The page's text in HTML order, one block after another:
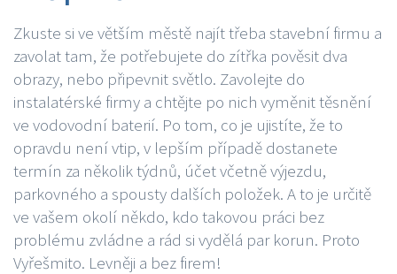
Zkuste si ve větším městě najít třeba stavební firmu a
zavolat tam, že potřebujete do zítřka pověsit dva
obrazy, nebo připevnit světlo. Zavolejte do
instalatérské firmy a chtějte po nich vyměnit těsnění
ve vodovodní baterií. Po tom, co je ujistíte, že to
opravdu není vtip, v lepším případě dostanete
termín za několik týdnů, účet včetně výjezdu,
parkovného a spousty dalších položek. A to je určitě
ve vašem okolí někdo, kdo takovou práci bez
problému zvládne a rád si vydělá par korun. Proto
Vyřešmito. Levněji a bez firem!